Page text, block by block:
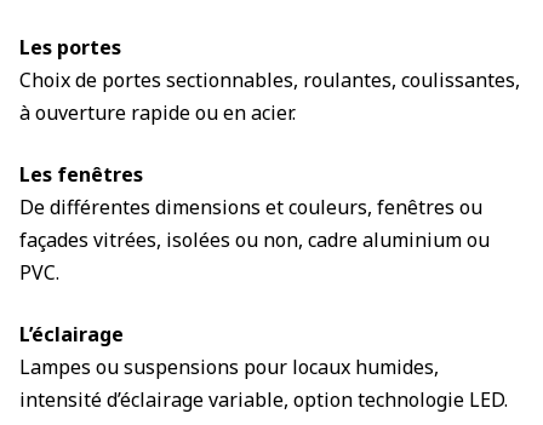
Les portes
Choix de portes sectionnables, roulantes, coulissantes,
à ouverture rapide ou en acier.
Les fenêtres
De différentes dimensions et couleurs, fenêtres ou
façades vitrées, isolées ou non, cadre aluminium ou
PVC.
L’éclairage
Lampes ou suspensions pour locaux humides,
intensité d’éclairage variable, option technologie LED.